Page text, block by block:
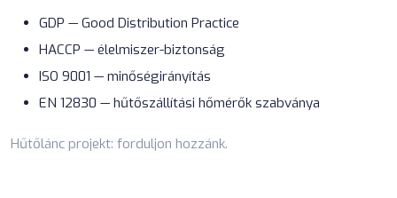
GDP — Good Distribution Practice
HACCP — élelmiszer-biztonság
ISO 9001 — minőségirányítás
EN 12830 — hűtőszállítási hőmérők szabványa
Hűtőlánc projekt: forduljon hozzánk.